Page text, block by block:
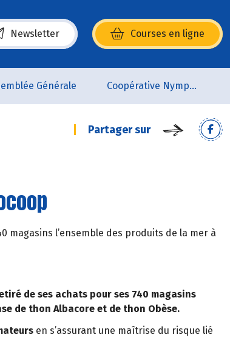
Newsletter Courses en ligne
dans une nouvelle fenêtre)
Générale Coopérative Nymphéa
Partager sur
magasins l’ensemble des produits de la mer à
de ses achats pour ses 740 magasins
de thon Albacore et de thon Obèse.
en s’assurant une maîtrise du risque lié